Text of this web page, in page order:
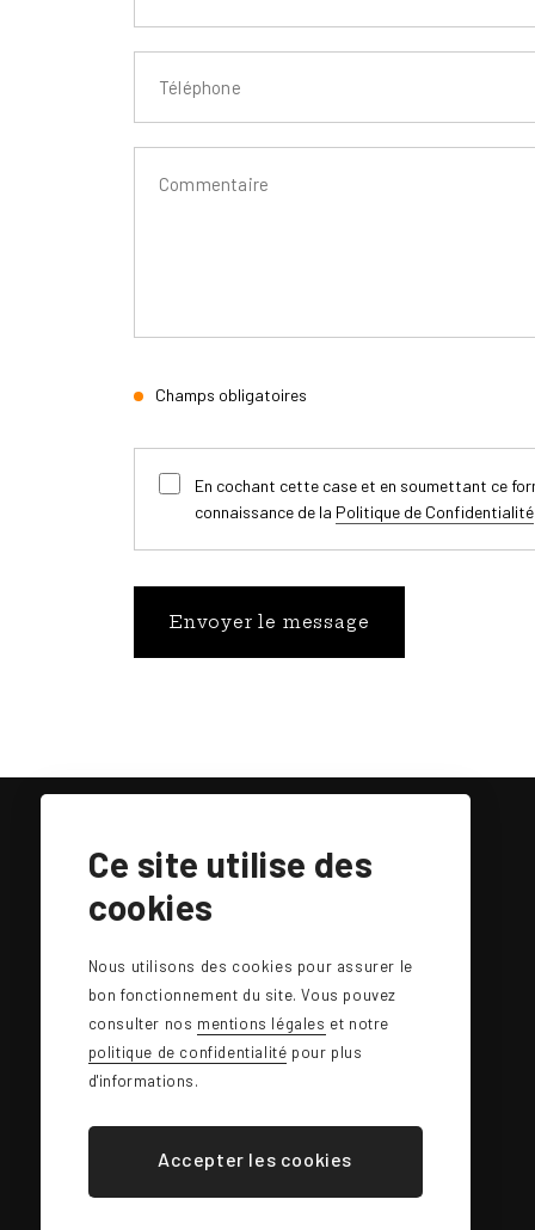
Champs obligatoires
En cochant cette case et en soumettant ce
connaissance de la Politique de Confidentialité
giotrottadesign@gmail.com
Ce site utilise des
cookies
Nous utilisons des cookies pour assurer le
bon fonctionnement du site. Vous pouvez
consulter nos mentions légales et notre
politique de confidentialité pour plus
d'informations.
Accepter les cookies